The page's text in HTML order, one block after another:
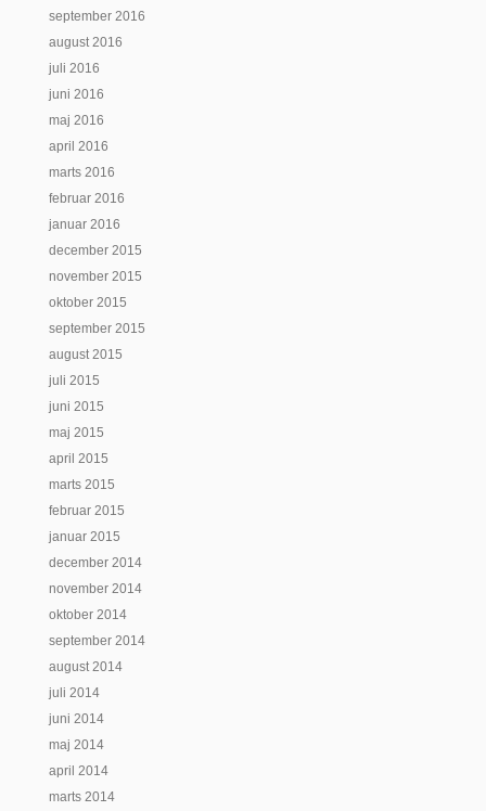
september 2016
august 2016
juli 2016
juni 2016
maj 2016
april 2016
marts 2016
februar 2016
januar 2016
december 2015
november 2015
oktober 2015
september 2015
august 2015
juli 2015
juni 2015
maj 2015
april 2015
marts 2015
februar 2015
januar 2015
december 2014
november 2014
oktober 2014
september 2014
august 2014
juli 2014
juni 2014
maj 2014
april 2014
marts 2014